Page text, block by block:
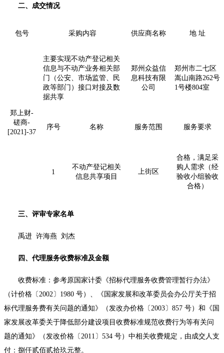
二、成交情况
包号 采购内容 供应商名称 地 址
郑上财-
磋商-
[2021]-37
主要实现不动产登记相关
信息与不动产业务相关部
门（公安、市场监管、民
政等部门）接口对接及数
据共享
郑州众益信
息科技有限
公司
郑州市二七区
嵩山南路262号
1号楼804室
序号 名称 服务范围 服务要求
1
不动产登记相关
信息共享项目
上街区
合格，满足采
购人需求（经
验收小组验收
合格）
三、评审专家名单
禹进 许海燕 刘杰
四、代理服务收费标准及金额
收费标准：参考原国家计委《招标代理服务收费管理暂行办法》
（计价格〔 2002〕1980 号）、《国家发展和改革委员会办公厅关于招
标代理服务费有关问题的通知》（发改办价格〔2003〕857 号）和《国
家发展改革委关于降低部分建设项目收费标准规范收费行为等有关问
题的通知》（发改价格〔2011〕534 号）中相关收费规定，由成交人支
付：捌仟贰佰贰拾玖元整。